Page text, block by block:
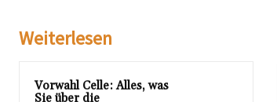
Weiterlesen
Vorwahl Celle: Alles, was
Sie über die